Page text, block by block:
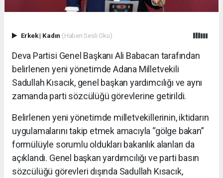
Erkek| Kadın (Haberi Sesli Oku)
Deva Partisi Genel Başkanı Ali Babacan tarafından
belirlenen yeni yönetimde Adana Milletvekili
Sadullah Kısacık, genel başkan yardımcılığı ve aynı
zamanda parti sözcülüğü görevlerine getirildi.
Belirlenen yeni yönetimde milletvekillerinin, iktidarın
uygulamalarını takip etmek amacıyla “gölge bakan”
formülüyle sorumlu oldukları bakanlık alanları da
açıklandı. Genel başkan yardımcılığı ve parti basın
sözcülüğü görevleri dışında Sadullah Kısacık,